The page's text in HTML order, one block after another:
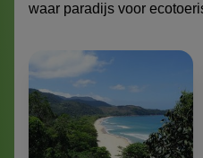
waar paradijs voor